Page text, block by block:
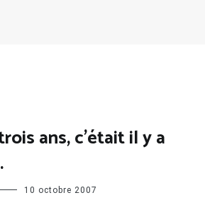
ans, c’était il y a
10 octobre 2007